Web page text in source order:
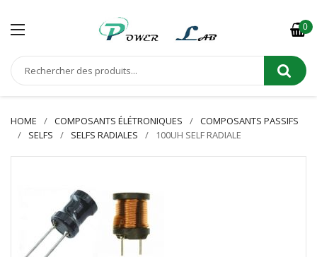
0
HOME COMPOSANTS ÉLÉTRONIQUES
COMPOSANTS PASSIFS
SELFS
SELFS RADIALES 100UH SELF RADIALE